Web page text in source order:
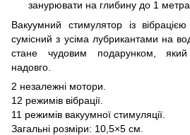
занурювати на глибину до 1 метра.
Вакуумний стимулятор із
сумісний з усіма лубрикантами на
стане чудовим подарунком, який
надовго.
2 незалежні мотори.
12 режимів вібрації.
11 режимів вакуумної стимуляції.
Загальні розміри: 10,5×5 см.